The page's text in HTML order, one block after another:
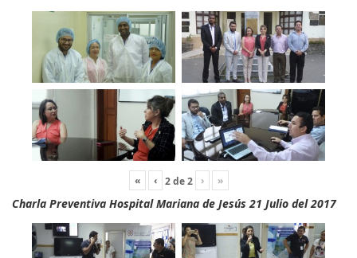
« ‹ 2de2 › »
Charla Preventiva Hospital Mariana de Jesús 21 Julio del 2017